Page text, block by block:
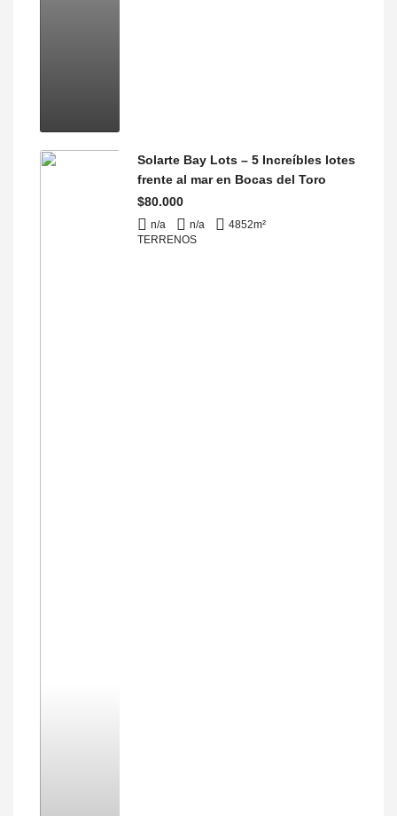
Solarte Bay Lots – 5 Increíbles lotes
frente al mar en Bocas del Toro
$80.000
n/a n/a 4852m²
TERRENOS